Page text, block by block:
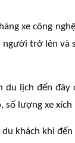
xe công
trở lên và
du lịch đến đây
số lượng xe
khách khi đến